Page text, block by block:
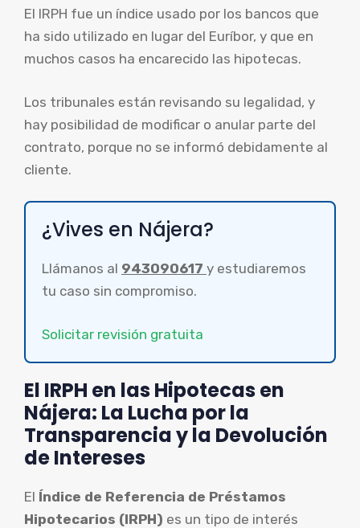
El IRPH fue un índice usado por los bancos que
ha sido utilizado en lugar del Euríbor, y que en
muchos casos ha encarecido las hipotecas.
Los tribunales están revisando su legalidad, y
hay posibilidad de modificar o anular parte del
contrato, porque no se informó debidamente al
cliente.
¿Vives en Nájera?
Llámanos al 943090617 y estudiaremos
tu caso sin compromiso.
Solicitar revisión gratuita
El IRPH en las Hipotecas en
Nájera: La Lucha por la
Transparencia y la Devolución
de Intereses
El Índice de Referencia de Préstamos
Hipotecarios (IRPH) es un tipo de interés